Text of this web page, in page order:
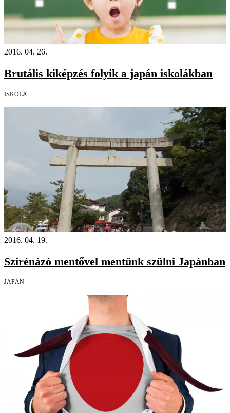
2016. 04. 26.
Brutális kiképzés folyik a japán iskolákban
ISKOLA
2016. 04. 19.
Szirénázó mentővel mentünk szülni Japánban
JAPÁN